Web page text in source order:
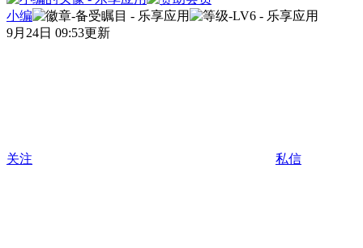
小编
9月24日 09:53更新
关注 私信